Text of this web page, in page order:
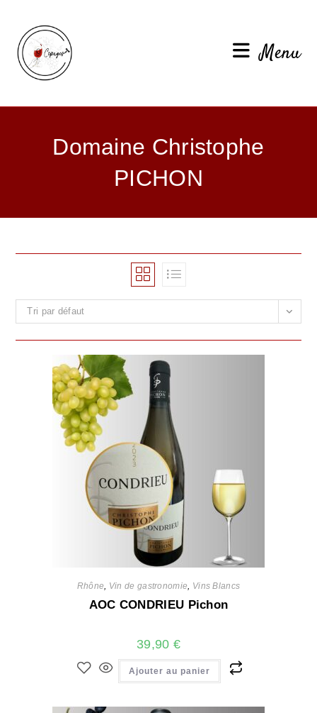
Menu
Domaine Christophe
PICHON
Tri par défaut
Rhône, Vin de gastronomie, Vins Blancs
AOC CONDRIEU Pichon
39,90 €
Ajouter au panier